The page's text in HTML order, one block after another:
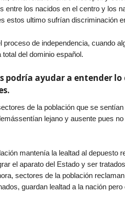
entre los nacidos en el centro y los
estos ultimo sufrían discriminación
de independencia, cuando
del dominio español.
podría ayudar a entender lo
de la población que se
lejano y ausente pues
mantenía la lealtad al depuesto
el aparato del Estado y ser
sectores de la población
guardan lealtad a la nación pero